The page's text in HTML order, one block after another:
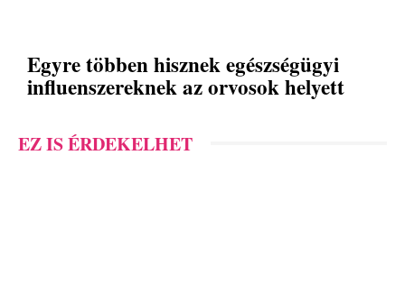
Egyre többen hisznek egészségügyi
influenszereknek az orvosok helyett
EZ IS ÉRDEKELHET